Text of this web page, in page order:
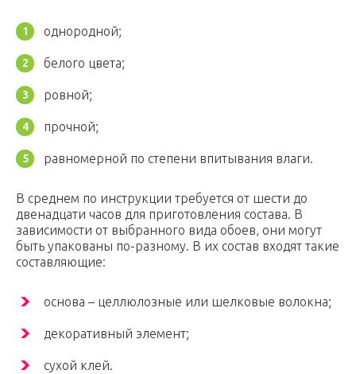
однородной;
белого цвета;
ровной;
прочной;
равномерной по степени впитывания влаги.
В среднем по инструкции требуется от шести до
двенадцати часов для приготовления состава. В
зависимости от выбранного вида обоев, они могут
быть упакованы по-разному. В их состав входят такие
составляющие:
основа – целлюлозные или шелковые волокна;
декоративный элемент;
сухой клей.